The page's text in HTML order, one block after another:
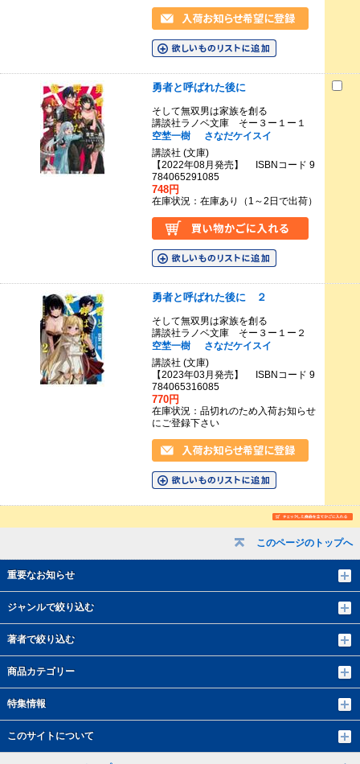
このページのトップへ
重要なお知らせ
ジャンルで絞り込む
著者で絞り込む
商品カテゴリー
特集情報
このサイトについて
勇者と呼ばれた後に
そして無双男は家族を創る
講談社ラノベ文庫 そー３ー１ー１
空埜一樹
さなだケイスイ
講談社 (文庫)
【2022年08月発売】 ISBNコード 9
784065291085
748円
在庫状況：在庫あり（1～2日で出荷）
勇者と呼ばれた後に ２
そして無双男は家族を創る
講談社ラノベ文庫 そー３ー１ー２
空埜一樹
さなだケイスイ
講談社 (文庫)
【2023年03月発売】 ISBNコード 9
784065316085
770円
在庫状況：品切れのため入荷お知らせ
にご登録下さい